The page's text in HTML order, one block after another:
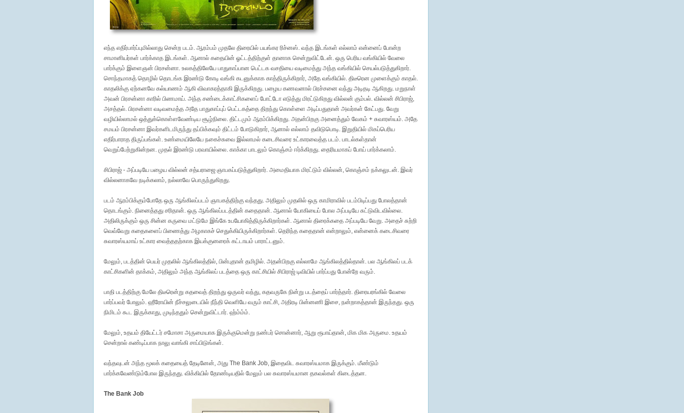
எந்த எதிர்பார்ப்புமில்லாது சென்ற படம். ஆரம்பம் முதலே திரையில் பயங்கர ரிச்னஸ். வந்த இடங்கள் எல்லாம் என்னைப் போன்ற
சாமானியர்கள் பார்க்காத இடங்கள். ஆனால் கதையின் ஓட்டத்திற்குள் தானாக சென்றுவிட்டேன். ஒரு பெரிய வங்கியில் வேலை
பார்க்கும் இளைஞன் பிரசன்னா. உலகத்திலேயே பாதுகாப்பான பெட்டக வசதியை வடிமைத்து அந்த வங்கியில் செயல்படுத்துகிறார்.
சொந்தமாகத் தொழில் தொடங்க இரண்டு கோடி வங்கி கடனுக்காக காத்திருக்கிறார், அதே வங்கியில். திடீரென முளைக்கும் காதல்.
காதலிக்கு ஏற்கனவே கல்யாணம் ஆகி விவாகரத்தாகி இருக்கிறது. பழைய கணவனால் பிரச்சனை வந்து அடிதடி ஆகிறது. மறுநாள்
அவன் பிரசன்னா காரில் பிணமாய். அந்த சண்டைக்காட்சிகளைப் போட்டோ எடுத்து மிரட்டுகிறது வில்லன் கும்பல். வில்லன் சிபிராஜ்,
அசத்தல். பிரசன்னா வடிவமைத்த அதே பாதுகாப்புப் பெட்டகத்தை திறந்து கொள்ளை அடிப்பதுதான் அவர்கள் கேட்பது. வேறு
வழியில்லாமல் ஒத்துக்கொள்ளவேண்டிய சூழ்நிலை. திட்டமும் ஆரம்பிக்கிறது. அதன்பிறகு அனைத்தும் வேகம் + சுவாரஸ்யம். அதே
சமயம் பிரசன்னா இவர்களிடமிருந்து தப்பிக்கவும் திட்டம் போடுகிறார், ஆனால் எல்லாம் தவிடுபொடி. இறுதியில் மிகப்பெரிய
எதிர்பாராத திருப்பங்கள். உண்மையிலேயே நகைச்சுவை இல்லாமல் கடைசிவரை உட்காரவைத்த படம். பாடல்கள்தான்
வெறுப்பேற்றுகின்றன. முதல் இரண்டு பரவாயில்லை. காக்கா பாடலும் கொஞ்சம் ஈர்க்கிறது. தைரியமாகப் போய் பார்க்கலாம்.
சிபிராஜ் - அப்படியே பழைய வில்லன் சத்யராஜை ஞாபகப்படுத்துகிறார். அமைதியாக மிரட்டும் வில்லன், கொஞ்சம் நக்கலுடன். இவர்
வில்லனாகவே நடிக்கலாம், நல்லாவே பொருந்துகிறது.
படம் ஆரம்பிக்கும்போதே ஒரு ஆங்கிலப்படம் ஞாபகத்திற்கு வந்தது. அதிலும் முதலில் ஒரு காமிராவில் படம்பிடிப்பது போலத்தான்
தொடங்கும். நினைத்தது சரிதான். ஒரு ஆங்கிலப்படத்தின் கதைதான். ஆனால் யோகியைப் போல அப்படியே சுட்டுவிடவில்லை.
அதிலிருக்கும் ஒரு சின்ன கருவை மட்டுமே இங்கே உபயோகித்திருக்கிறார்கள். ஆனால் திரைக்கதை அப்படியே வேறு. அதைச் சுற்றி
வெவ்வேறு கதைகளைப் பிணைத்து அழகாகச் செதுக்கியிருக்கிறார்கள். தெரிந்த கதைதான் என்றாலும், என்னைக் கடைசிவரை
சுவாரஸ்யமாய் உட்கார வைத்ததற்காக இயக்குனரைக் கட்டாயம் பாராட்டனும்.
மேலும், படத்தின் பெயர் முதலில் ஆங்கிலத்தில், பின்புதான் தமிழில். அதன்பிறகு எல்லாமே ஆங்கிலத்தில்தான். பல ஆங்கிலப் படக்
காட்சிகளின் தாக்கம், அதிலும் அந்த ஆங்கிலப் படத்தை ஒரு காட்சியில் சிபிராஜ் டிவியில் பார்ப்பது போன்றே வரும்.
பாதி படத்திற்கு மேலே திடீரென்று கதவைத் திறந்து ஒருவர் வந்து, கதவருகே நின்று படத்தைப் பார்த்தார். திரையரங்கில் வேலை
பார்ப்பவர் போலும். ஹீரோயின் நீச்சலுடையில் நீந்தி வெளியே வரும் காட்சி, அதிரடி பின்னணி இசை, நன்றாகத்தான் இருந்தது. ஒரு
நிமிடம் கூட இருக்காது, முடிந்ததும் சென்றுவிட்டார். ஹ்ம்ம்ம்.
மேலும், உதயம் தியேட்டர் சமோசா அருமையாக இருக்குமென்று நண்பர் சொன்னார், ஆறு ரூபாய்தான், மிக மிக அருமை. உதயம்
சென்றால் கண்டிப்பாக நாலு வாங்கி சாப்பிடுங்கள்.
வந்தவுடன் அந்த மூலக் கதையைத் தேடினேன், அது The Bank Job, இதைவிட சுவாரஸ்யமாக இருக்கும். மீண்டும்
பார்க்கவேண்டும்போல இருந்தது. விக்கியில் தோண்டியதில் மேலும் பல சுவாரஸ்யமான தகவல்கள் கிடைத்தன.
The Bank Job